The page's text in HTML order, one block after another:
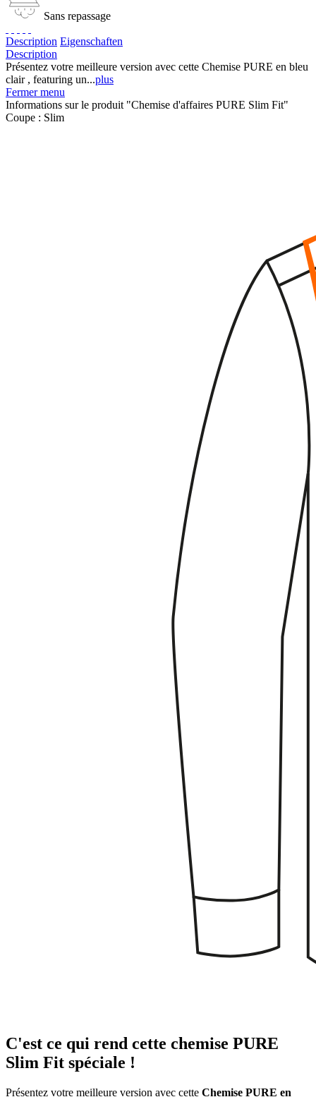
Sans repassage
Description Eigenschaften
Description
Présentez votre meilleure version avec cette Chemise PURE en bleu
clair , featuring un...plus
Fermer menu
Informations sur le produit "Chemise d'affaires PURE Slim Fit"
Coupe : Slim
C'est ce qui rend cette chemise PURE
Slim Fit spéciale !
Présentez votre meilleure version avec cette Chemise PURE en